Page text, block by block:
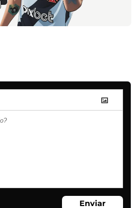
Enviar